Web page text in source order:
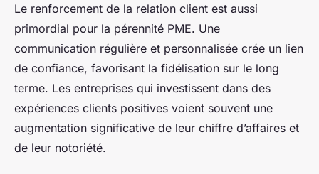
Le renforcement de la relation client est aussi
primordial pour la pérennité PME. Une
communication régulière et personnalisée crée un lien
de confiance, favorisant la fidélisation sur le long
terme. Les entreprises qui investissent dans des
expériences clients positives voient souvent une
augmentation significative de leur chiffre d’affaires et
de leur notoriété.